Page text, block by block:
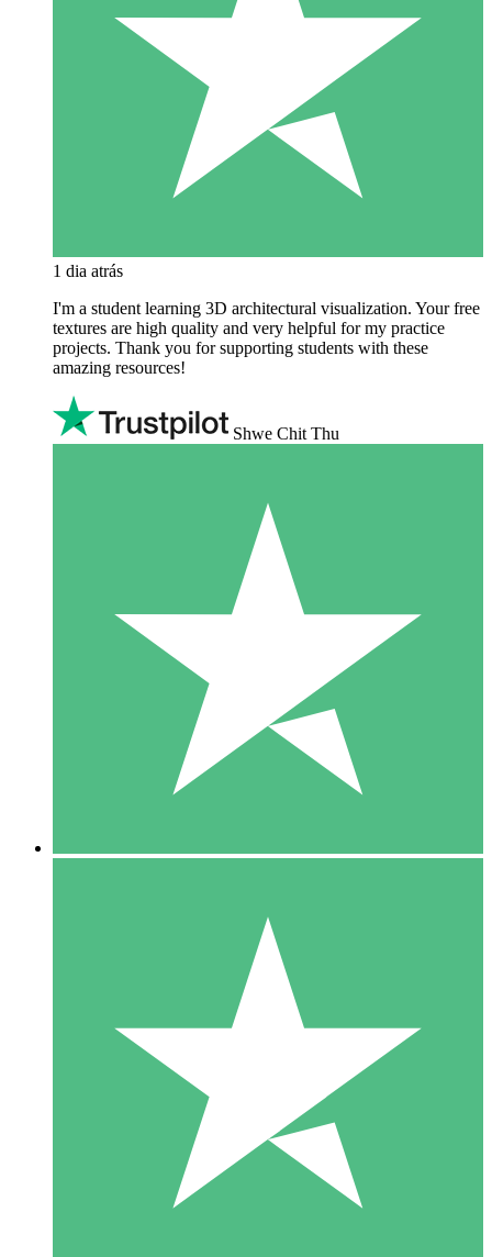
1 dia atrás
I'm a student learning 3D architectural visualization. Your free
textures are high quality and very helpful for my practice
projects. Thank you for supporting students with these
amazing resources!
Shwe Chit Thu